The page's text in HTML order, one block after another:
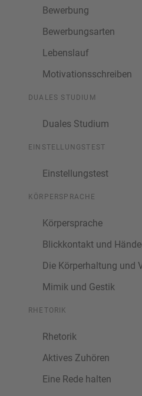
Bewerbung
Bewerbungsarten
Lebenslauf
Motivationsschreiben
DUALES STUDIUM
Duales Studium
EINSTELLUNGSTEST
Einstellungstest
KÖRPERSPRACHE
Körpersprache
Blickkontakt und
Die Körperhaltung und
Mimik und Gestik
RHETORIK
Rhetorik
Aktives Zuhören
Eine Rede halten